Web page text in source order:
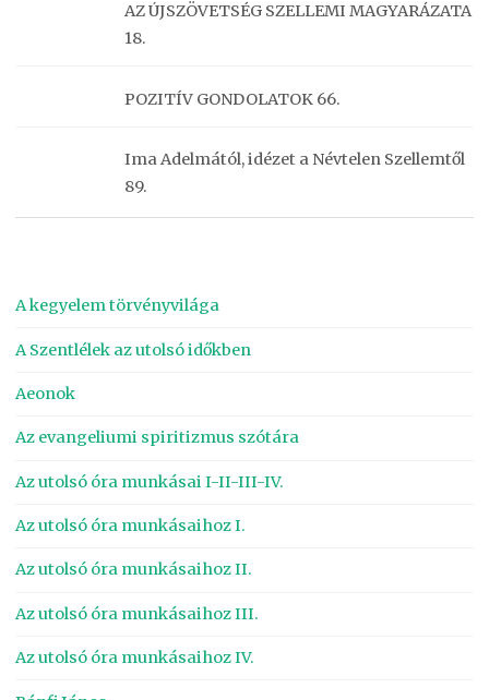
AZ ÚJSZÖVETSÉG SZELLEMI MAGYARÁZATA
18.
POZITÍV GONDOLATOK 66.
Ima Adelmától, idézet a Névtelen Szellemtől
89.
A kegyelem törvényvilága
A Szentlélek az utolsó időkben
Aeonok
Az evangeliumi spiritizmus szótára
Az utolsó óra munkásai I-II-III-IV.
Az utolsó óra munkásaihoz I.
Az utolsó óra munkásaihoz II.
Az utolsó óra munkásaihoz III.
Az utolsó óra munkásaihoz IV.